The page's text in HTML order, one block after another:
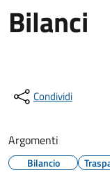
Bilanci
Condividi
Argomenti
Bilancio